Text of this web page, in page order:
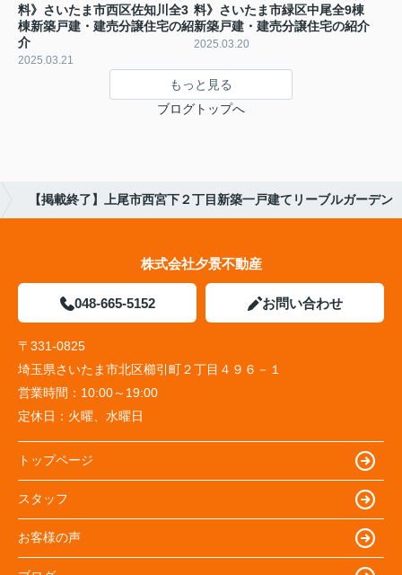
料》さいたま市西区佐知川全3
棟新築戸建・建売分譲住宅の紹
介
2025.03.21
料》さいたま市緑区中尾全9棟
新築戸建・建売分譲住宅の紹介
2025.03.20
もっと見る
ブログトップへ
【掲載終了】上尾市西宮下２丁目新築一戸建てリーブルガーデン
株式会社夕景不動産
048-665-5152 お問い合わせ
〒331-0825
埼玉県さいたま市北区櫛引町２丁目４９６－１
営業時間： 10:00～19:00
定休日： 火曜、水曜日
トップページ
スタッフ
お客様の声